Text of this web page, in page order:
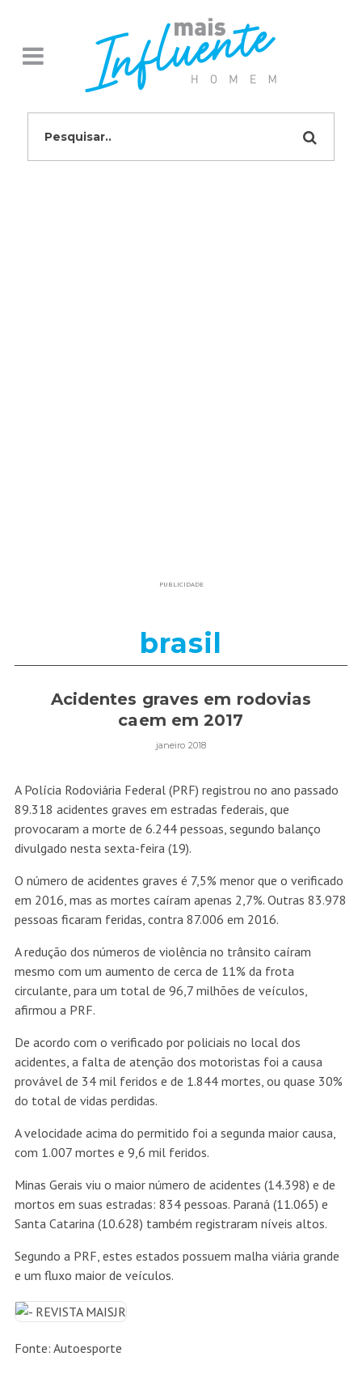
PUBLICIDADE
brasil
Acidentes graves em rodovias
caem em 2017
janeiro 2018
A Polícia Rodoviária Federal (PRF) registrou no ano passado
89.318 acidentes graves em estradas federais, que
provocaram a morte de 6.244 pessoas, segundo balanço
divulgado nesta sexta-feira (19).
O número de acidentes graves é 7,5% menor que o verificado
em 2016, mas as mortes caíram apenas 2,7%. Outras 83.978
pessoas ficaram feridas, contra 87.006 em 2016.
A redução dos números de violência no trânsito caíram
mesmo com um aumento de cerca de 11% da frota
circulante, para um total de 96,7 milhões de veículos,
afirmou a PRF.
De acordo com o verificado por policiais no local dos
acidentes, a falta de atenção dos motoristas foi a causa
provável de 34 mil feridos e de 1.844 mortes, ou quase 30%
do total de vidas perdidas.
A velocidade acima do permitido foi a segunda maior causa,
com 1.007 mortes e 9,6 mil feridos.
Minas Gerais viu o maior número de acidentes (14.398) e de
mortos em suas estradas: 834 pessoas. Paraná (11.065) e
Santa Catarina (10.628) também registraram níveis altos.
Segundo a PRF, estes estados possuem malha viária grande
e um fluxo maior de veículos.
Fonte: Autoesporte